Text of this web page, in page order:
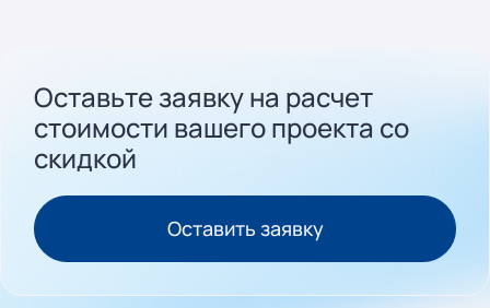
Оставьте заявку на расчет
стоимости вашего проекта cо
скидкой
Оставить заявку